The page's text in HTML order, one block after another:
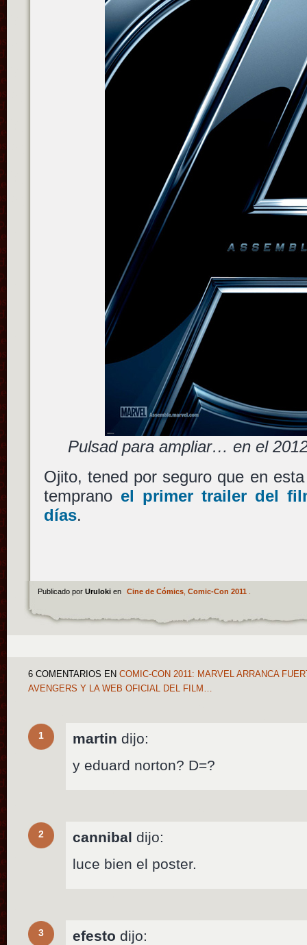
Pulsad para ampliar… en el
Ojito, tened por seguro que en
temprano el primer trailer del
días.
Publicado por Uruloki en Cine de Cómics, Comic-Con 2011
6 COMENTARIOS EN COMIC-CON 2011: MARVEL ARRANCA
AVENGERS Y LA WEB OFICIAL DEL FILM…
1 martin dijo:
y eduard norton? D=?
2 cannibal dijo:
luce bien el poster.
3 efesto dijo: